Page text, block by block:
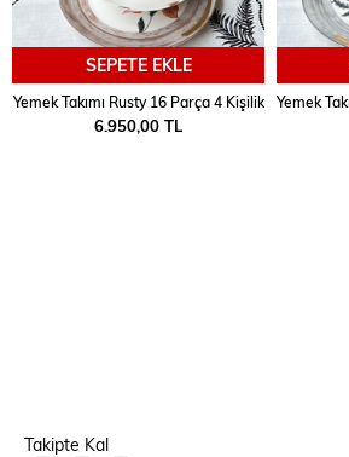
SEPETE EKLE
Yemek Takımı Rusty 16 Parça 4 Kişilik
6.950,00 TL
Takipte Kal